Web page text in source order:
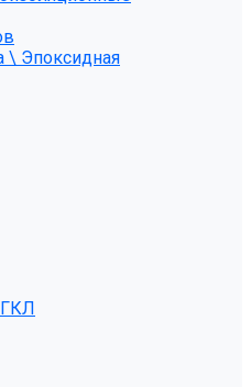
\ Эпоксидная
ГКЛ